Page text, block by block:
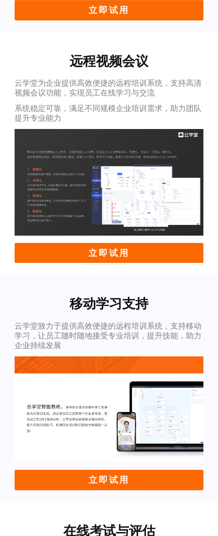
立即试用
远程视频会议
云学堂为企业提供高效便捷的远程培训系统，支持高清
视频会议功能，实现员工在线学习与交流
系统稳定可靠，满足不同规模企业培训需求，助力团队
提升专业能力
立即试用
移动学习支持
云学堂致力于提供高效便捷的远程培训系统，支持移动
学习，让员工随时随地接受专业培训，提升技能，助力
企业持续发展
立即试用
在线考试与评估